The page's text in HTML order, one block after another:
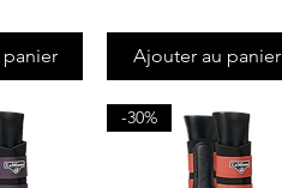
Ajouter au panier
-30%